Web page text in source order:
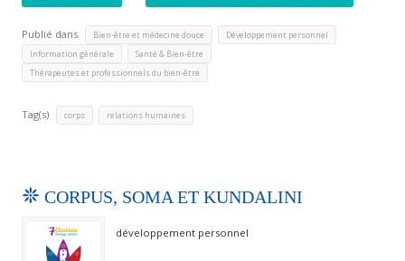
Publié dans Bien-être et médecine douce Développement personnel
Information générale Santé & Bien-être
Thérapeutes et professionnels du bien-être
Tag(s) corps relations humaines
CORPUS, SOMA ET KUNDALINI
développement personnel